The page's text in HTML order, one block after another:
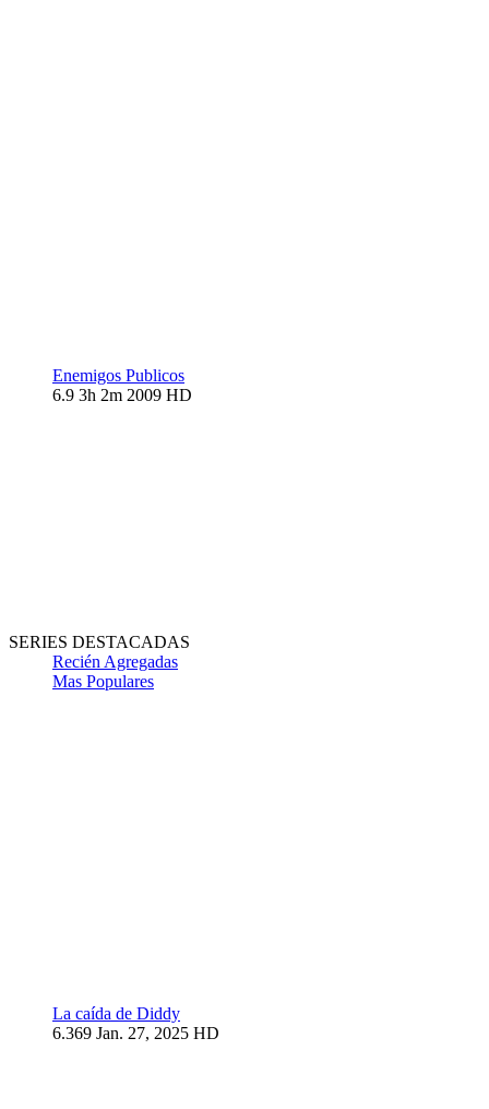
Enemigos Publicos
6.9 3h 2m 2009 HD
SERIES DESTACADAS
Recién Agregadas
Mas Populares
La caída de Diddy
6.369 Jan. 27, 2025 HD